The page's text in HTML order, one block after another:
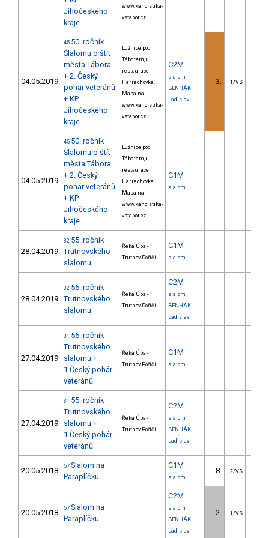
Jihočeského
kraje
www.kanoistika-
vstabor.cz.
04.05.2019
45 50. ročník
Slalomu o štít
města Tábora
+ 2. Český
pohár veteránů
+ KP
Jihočeského
kraje
Lužnice pod
Táborem, u
restaurace
Harrachovka.
Mapa na
www.kanoistika-
vstabor.cz.
C2M
slalom
BENHÁK
Ladislav
3. 1/VS
04.05.2019
45 50. ročník
Slalomu o štít
města Tábora
+ 2. Český
pohár veteránů
+ KP
Jihočeského
kraje
Lužnice pod
Táborem, u
restaurace
Harrachovka.
Mapa na
www.kanoistika-
vstabor.cz.
C1M
slalom
28.04.2019
32 55. ročník
Trutnovského
slalomu
Řeka Úpa -
Trutnov Poříčí
C1M
slalom
28.04.2019
32 55. ročník
Trutnovského
slalomu
Řeka Úpa -
Trutnov Poříčí
C2M
slalom
BENHÁK
Ladislav
27.04.2019
31 55. ročník
Trutnovského
slalomu +
1.Český pohár
veteránů
Řeka Úpa -
Trutnov Poříčí
C1M
slalom
27.04.2019
31 55. ročník
Trutnovského
slalomu +
1.Český pohár
veteránů
Řeka Úpa -
Trutnov Poříčí
C2M
slalom
BENHÁK
Ladislav
20.05.2018 57 Slalom na
Paraplíčku
C1M
slalom
8. 2/VS
20.05.2018 57 Slalom na
Paraplíčku
C2M
slalom
BENHÁK
Ladislav
2. 1/VS